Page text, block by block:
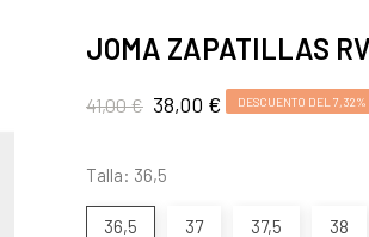
JOMA ZAPATILLAS
41,00 € 38,00 € DESCUENTO DEL 7,32%
Talla: 36,5
36,5 37 37,5 38